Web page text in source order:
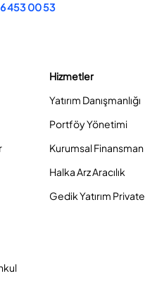
453 00 53
Hizmetler
Yatırım Danışmanlığı
Portföy Yönetimi
Kurumsal Finansman
Halka Arz Aracılık
Gedik Yatırım Private